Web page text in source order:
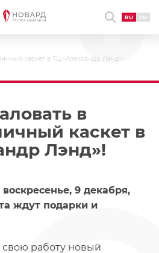
RU EN
каскет в ТЦ «Александр Лэнд»!
в
каскет в
Лэнд»!
9 декабря,
ждут подарки и
свою работу новый